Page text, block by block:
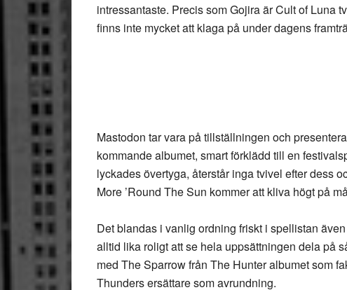
intressantaste. Precis som Gojira är Cult of Luna
finns inte mycket att klaga på under dagens
Mastodon tar vara på tillställningen och
kommande albumet, smart förklädd till en
lyckades övertyga, återstår inga tvivel efter dess
More ’Round The Sun kommer att kliva högt på
Det blandas i vanlig ordning friskt i spellistan
alltid lika roligt att se hela uppsättningen dela på
med The Sparrow från The Hunter albumet som
Thunders ersättare som avrundning.